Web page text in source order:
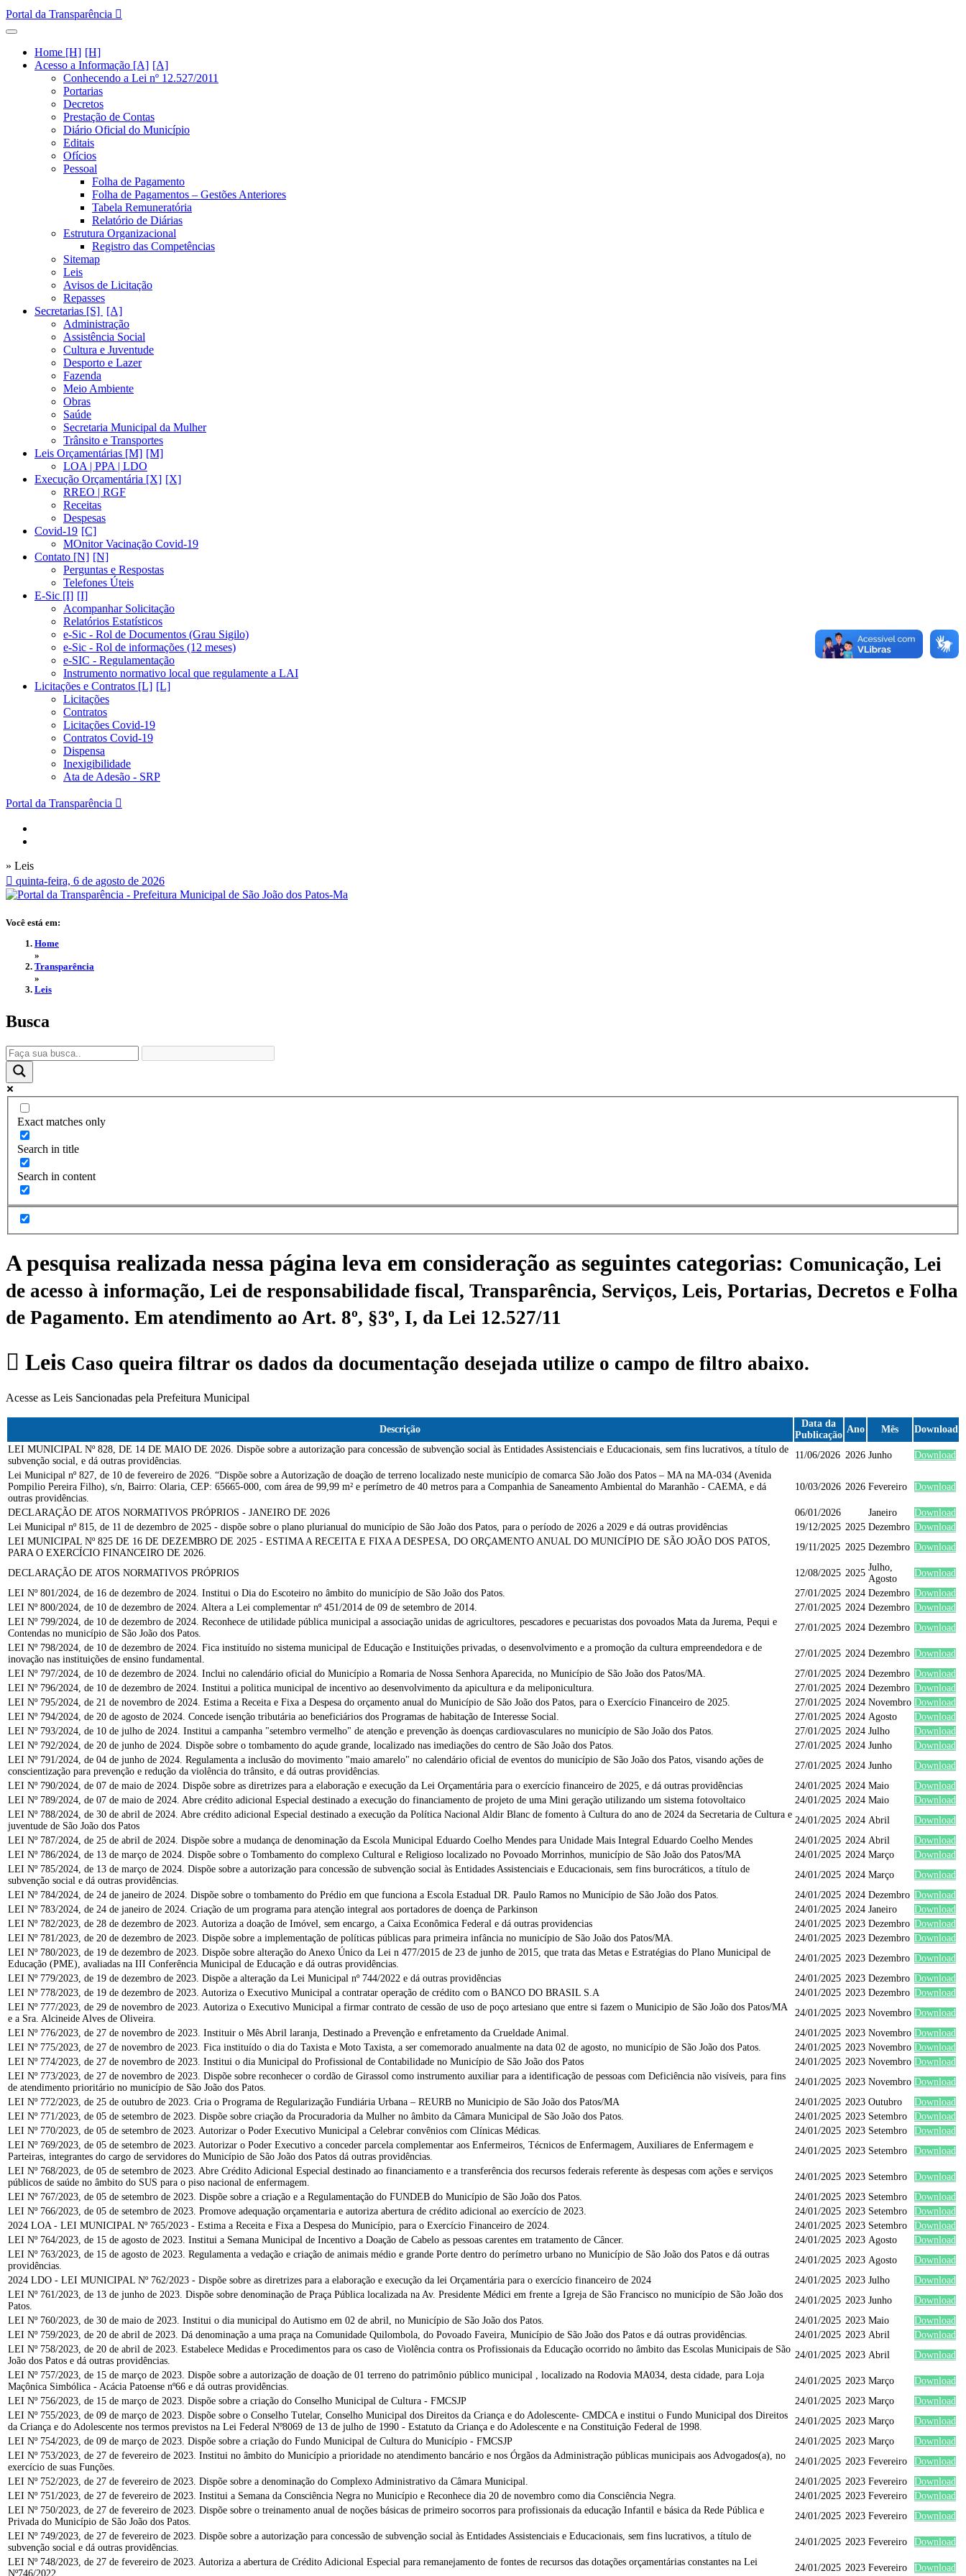
Portal da Transparência
Home [H]
Acesso a Informação [A]
Conhecendo a Lei nº 12.527/2011
Portarias
Decretos
Prestação de Contas
Diário Oficial do Município
Editais
Ofícios
Pessoal
Folha de Pagamento
Folha de Pagamentos – Gestões Anteriores
Tabela Remuneratória
Relatório de Diárias
Estrutura Organizacional
Registro das Competências
Sitemap
Leis
Avisos de Licitação
Repasses
Secretarias [S]
Administração
Assistência Social
Cultura e Juventude
Desporto e Lazer
Fazenda
Meio Ambiente
Obras
Saúde
Secretaria Municipal da Mulher
Trânsito e Transportes
Leis Orçamentárias [M]
LOA | PPA | LDO
Execução Orçamentária [X]
RREO | RGF
Receitas
Despesas
Covid-19
MOnitor Vacinação Covid-19
Contato [N]
Perguntas e Respostas
Telefones Úteis
E-Sic [I]
Acompanhar Solicitação
Relatórios Estatísticos
e-Sic - Rol de Documentos (Grau Sigilo)
e-Sic - Rol de informações (12 meses)
e-SIC - Regulamentação
Instrumento normativo local que regulamente a LAI
Licitações e Contratos [L]
Licitações
Contratos
Licitações Covid-19
Contratos Covid-19
Dispensa
Inexigibilidade
Ata de Adesão - SRP
Portal da Transparência
» Leis
quinta-feira, 6 de agosto de 2026
Você está em:
Home
»
Transparência
»
Leis
Busca
Exact matches only
Search in title
Search in content
A pesquisa realizada nessa página leva em consideração as seguintes categorias: Comunicação, Lei
de acesso à informação, Lei de responsabilidade fiscal, Transparência, Serviços, Leis, Portarias, Decretos e Folha
de Pagamento. Em atendimento ao Art. 8º, §3º, I, da Lei 12.527/11
Leis Caso queira filtrar os dados da documentação desejada utilize o campo de filtro abaixo.
Acesse as Leis Sancionadas pela Prefeitura Municipal
Descrição
Data da
Publicação
Ano Mês
Download
LEI MUNICIPAL Nº 828, DE 14 DE MAIO DE 2026. Dispõe sobre a autorização para concessão de subvenção social às Entidades Assistenciais e Educacionais, sem fins lucrativos, a título de
subvenção social, e dá outras providências.
11/06/2026 2026 Junho
Download
Lei Municipal nº 827, de 10 de fevereiro de 2026. “Dispõe sobre a Autorização de doação de terreno localizado neste município de comarca São João dos Patos – MA na MA-034 (Avenida
Pompilio Pereira Filho), s/n, Bairro: Olaria, CEP: 65665-000, com área de 99,99 m² e perímetro de 40 metros para a Companhia de Saneamento Ambiental do Maranhão - CAEMA, e dá
outras providências.
10/03/2026 2026 Fevereiro Download
DECLARAÇÃO DE ATOS NORMATIVOS PRÓPRIOS - JANEIRO DE 2026 06/01/2026 Janeiro
Download
Lei Municipal nº 815, de 11 de dezembro de 2025 - dispõe sobre o plano plurianual do município de São João dos Patos, para o período de 2026 a 2029 e dá outras providências
19/12/2025 2025 Dezembro Download
LEI MUNICIPAL Nº 825 DE 16 DE DEZEMBRO DE 2025 - ESTIMA A RECEITA E FIXA A DESPESA, DO ORÇAMENTO ANUAL DO MUNICÍPIO DE SÃO JOÃO DOS PATOS,
PARA O EXERCÍCIO FINANCEIRO DE 2026.
19/11/2025 2025 Dezembro Download
DECLARAÇÃO DE ATOS NORMATIVOS PRÓPRIOS 12/08/2025 2025
Julho,
Agosto
Download
LEI Nº 801/2024, de 16 de dezembro de 2024. Institui o Dia do Escoteiro no âmbito do município de São João dos Patos.
27/01/2025 2024 Dezembro Download
LEI Nº 800/2024, de 10 de dezembro de 2024. Altera a Lei complementar nº 451/2014 de 09 de setembro de 2014.
27/01/2025 2024 Dezembro Download
LEI Nº 799/2024, de 10 de dezembro de 2024. Reconhece de utilidade pública municipal a associação unidas de agricultores, pescadores e pecuaristas dos povoados Mata da Jurema, Pequi e
Contendas no município de São João dos Patos.
27/01/2025 2024 Dezembro Download
LEI Nº 798/2024, de 10 de dezembro de 2024. Fica instituído no sistema municipal de Educação e Instituições privadas, o desenvolvimento e a promoção da cultura empreendedora e de
inovação nas instituições de ensino fundamental.
27/01/2025 2024 Dezembro Download
LEI Nº 797/2024, de 10 de dezembro de 2024. Inclui no calendário oficial do Município a Romaria de Nossa Senhora Aparecida, no Município de São João dos Patos/MA.
27/01/2025 2024 Dezembro Download
LEI Nº 796/2024, de 10 de dezembro de 2024. Institui a politica municipal de incentivo ao desenvolvimento da apicultura e da meliponicultura.
27/01/2025 2024 Dezembro Download
LEI Nº 795/2024, de 21 de novembro de 2024. Estima a Receita e Fixa a Despesa do orçamento anual do Município de São João dos Patos, para o Exercício Financeiro de 2025.
27/01/2025 2024 Novembro Download
LEI Nº 794/2024, de 20 de agosto de 2024. Concede isenção tributária ao beneficiários dos Programas de habitação de Interesse Social.
27/01/2025 2024 Agosto
Download
LEI Nº 793/2024, de 10 de julho de 2024. Institui a campanha "setembro vermelho" de atenção e prevenção às doenças cardiovasculares no município de São João dos Patos.
27/01/2025 2024 Julho
Download
LEI Nº 792/2024, de 20 de junho de 2024. Dispõe sobre o tombamento do açude grande, localizado nas imediações do centro de São João dos Patos.
27/01/2025 2024 Junho
Download
LEI Nº 791/2024, de 04 de junho de 2024. Regulamenta a inclusão do movimento "maio amarelo" no calendário oficial de eventos do município de São João dos Patos, visando ações de
conscientização para prevenção e redução da violência do trânsito, e dá outras providências.
27/01/2025 2024 Junho
Download
LEI Nº 790/2024, de 07 de maio de 2024. Dispõe sobre as diretrizes para a elaboração e execução da Lei Orçamentária para o exercício financeiro de 2025, e dá outras providências
24/01/2025 2024 Maio
Download
LEI Nº 789/2024, de 07 de maio de 2024. Abre crédito adicional Especial destinado a execução do financiamento de projeto de uma Mini geração utilizando um sistema fotovoltaico
24/01/2025 2024 Maio
Download
LEI Nº 788/2024, de 30 de abril de 2024. Abre crédito adicional Especial destinado a execução da Política Nacional Aldir Blanc de fomento à Cultura do ano de 2024 da Secretaria de Cultura e
juventude de São João dos Patos
24/01/2025 2024 Abril
Download
LEI Nº 787/2024, de 25 de abril de 2024. Dispõe sobre a mudança de denominação da Escola Municipal Eduardo Coelho Mendes para Unidade Mais Integral Eduardo Coelho Mendes
24/01/2025 2024 Abril
Download
LEI Nº 786/2024, de 13 de março de 2024. Dispõe sobre o Tombamento do complexo Cultural e Religioso localizado no Povoado Morrinhos, município de São João dos Patos/MA
24/01/2025 2024 Março
Download
LEI Nº 785/2024, de 13 de março de 2024. Dispõe sobre a autorização para concessão de subvenção social às Entidades Assistenciais e Educacionais, sem fins burocráticos, a título de
subvenção social e dá outras providências.
24/01/2025 2024 Março
Download
LEI Nº 784/2024, de 24 de janeiro de 2024. Dispõe sobre o tombamento do Prédio em que funciona a Escola Estadual DR. Paulo Ramos no Município de São João dos Patos.
24/01/2025 2024 Dezembro Download
LEI Nº 783/2024, de 24 de janeiro de 2024. Criação de um programa para atenção integral aos portadores de doença de Parkinson
24/01/2025 2024 Janeiro
Download
LEI Nº 782/2023, de 28 de dezembro de 2023. Autoriza a doação de Imóvel, sem encargo, a Caixa Econômica Federal e dá outras providencias
24/01/2025 2023 Dezembro Download
LEI Nº 781/2023, de 20 de dezembro de 2023. Dispõe sobre a implementação de políticas públicas para primeira infância no município de São João dos Patos/MA.
24/01/2025 2023 Dezembro Download
LEI Nº 780/2023, de 19 de dezembro de 2023. Dispõe sobre alteração do Anexo Único da Lei n 477/2015 de 23 de junho de 2015, que trata das Metas e Estratégias do Plano Municipal de
Educação (PME), avaliadas na III Conferência Municipal de Educação e dá outras providências.
24/01/2025 2023 Dezembro Download
LEI Nº 779/2023, de 19 de dezembro de 2023. Dispõe a alteração da Lei Municipal nº 744/2022 e dá outras providências
24/01/2025 2023 Dezembro Download
LEI Nº 778/2023, de 19 de dezembro de 2023. Autoriza o Executivo Municipal a contratar operação de crédito com o BANCO DO BRASIL S.A
24/01/2025 2023 Dezembro Download
LEI Nº 777/2023, de 29 de novembro de 2023. Autoriza o Executivo Municipal a firmar contrato de cessão de uso de poço artesiano que entre si fazem o Municipio de São João dos Patos/MA
e a Sra. Alcineide Alves de Oliveira.
24/01/2025 2023 Novembro Download
LEI Nº 776/2023, de 27 de novembro de 2023. Instituir o Mês Abril laranja, Destinado a Prevenção e enfretamento da Crueldade Animal.
24/01/2025 2023 Novembro Download
LEI Nº 775/2023, de 27 de novembro de 2023. Fica instituído o dia do Taxista e Moto Taxista, a ser comemorado anualmente na data 02 de agosto, no município de São João dos Patos.
24/01/2025 2023 Novembro Download
LEI Nº 774/2023, de 27 de novembro de 2023. Institui o dia Municipal do Profissional de Contabilidade no Município de São João dos Patos
24/01/2025 2023 Novembro Download
LEI Nº 773/2023, de 27 de novembro de 2023. Dispõe sobre reconhecer o cordão de Girassol como instrumento auxiliar para a identificação de pessoas com Deficiência não visíveis, para fins
de atendimento prioritário no município de São João dos Patos.
24/01/2025 2023 Novembro Download
LEI Nº 772/2023, de 25 de outubro de 2023. Cria o Programa de Regularização Fundiária Urbana – REURB no Municipio de São João dos Patos/MA
24/01/2025 2023 Outubro
Download
LEI Nº 771/2023, de 05 de setembro de 2023. Dispõe sobre criação da Procuradoria da Mulher no âmbito da Câmara Municipal de São João dos Patos.
24/01/2025 2023 Setembro
Download
LEI Nº 770/2023, de 05 de setembro de 2023. Autorizar o Poder Executivo Municipal a Celebrar convênios com Clínicas Médicas.
24/01/2025 2023 Setembro
Download
LEI Nº 769/2023, de 05 de setembro de 2023. Autorizar o Poder Executivo a conceder parcela complementar aos Enfermeiros, Técnicos de Enfermagem, Auxiliares de Enfermagem e
Parteiras, integrantes do cargo de servidores do Município de São João dos Patos dá outras providências.
24/01/2025 2023 Setembro
Download
LEI Nº 768/2023, de 05 de setembro de 2023. Abre Crédito Adicional Especial destinado ao financiamento e a transferência dos recursos federais referente às despesas com ações e serviços
públicos de saúde no âmbito do SUS para o piso nacional de enfermagem.
24/01/2025 2023 Setembro
Download
LEI Nº 767/2023, de 05 de setembro de 2023. Dispõe sobre a criação e a Regulamentação do FUNDEB do Município de São João dos Patos.
24/01/2025 2023 Setembro
Download
LEI Nº 766/2023, de 05 de setembro de 2023. Promove adequação orçamentaria e autoriza abertura de crédito adicional ao exercício de 2023.
24/01/2025 2023 Setembro
Download
2024 LOA - LEI MUNICIPAL Nº 765/2023 - Estima a Receita e Fixa a Despesa do Município, para o Exercício Financeiro de 2024.
24/01/2025 2023 Setembro
Download
LEI Nº 764/2023, de 15 de agosto de 2023. Institui a Semana Municipal de Incentivo a Doação de Cabelo as pessoas carentes em tratamento de Câncer.
24/01/2025 2023 Agosto
Download
LEI Nº 763/2023, de 15 de agosto de 2023. Regulamenta a vedação e criação de animais médio e grande Porte dentro do perímetro urbano no Município de São João dos Patos e dá outras
providências.
24/01/2025 2023 Agosto
Download
2024 LDO - LEI MUNICIPAL Nº 762/2023 - Dispõe sobre as diretrizes para a elaboração e execução da lei Orçamentária para o exercício financeiro de 2024
24/01/2025 2023 Julho
Download
LEI Nº 761/2023, de 13 de junho de 2023. Dispõe sobre denominação de Praça Pública localizada na Av. Presidente Médici em frente a Igreja de São Francisco no município de São João dos
Patos.
24/01/2025 2023 Junho
Download
LEI Nº 760/2023, de 30 de maio de 2023. Institui o dia municipal do Autismo em 02 de abril, no Município de São João dos Patos.
24/01/2025 2023 Maio
Download
LEI Nº 759/2023, de 20 de abril de 2023. Dá denominação a uma praça na Comunidade Quilombola, do Povoado Faveira, Município de São João dos Patos e dá outras providências.
24/01/2025 2023 Abril
Download
LEI Nº 758/2023, de 20 de abril de 2023. Estabelece Medidas e Procedimentos para os caso de Violência contra os Profissionais da Educação ocorrido no âmbito das Escolas Municipais de São
João dos Patos e dá outras providências.
24/01/2025 2023 Abril
Download
LEI Nº 757/2023, de 15 de março de 2023. Dispõe sobre a autorização de doação de 01 terreno do patrimônio público municipal , localizado na Rodovia MA034, desta cidade, para Loja
Maçônica Simbólica - Acácia Patoense nº66 e dá outras providências.
24/01/2025 2023 Março
Download
LEI Nº 756/2023, de 15 de março de 2023. Dispõe sobre a criação do Conselho Municipal de Cultura - FMCSJP
24/01/2025 2023 Março
Download
LEI Nº 755/2023, de 09 de março de 2023. Dispõe sobre o Conselho Tutelar, Conselho Municipal dos Direitos da Criança e do Adolescente- CMDCA e institui o Fundo Municipal dos Direitos
da Criança e do Adolescente nos termos previstos na Lei Federal Nº8069 de 13 de julho de 1990 - Estatuto da Criança e do Adolescente e na Constituição Federal de 1998.
24/01/2025 2023 Março
Download
LEI Nº 754/2023, de 09 de março de 2023. Dispõe sobre a criação do Fundo Municipal de Cultura do Município - FMCSJP
24/01/2025 2023 Março
Download
LEI Nº 753/2023, de 27 de fevereiro de 2023. Institui no âmbito do Município a prioridade no atendimento bancário e nos Órgãos da Administração públicas municipais aos Advogados(a), no
exercício de suas Funções.
24/01/2025 2023 Fevereiro
Download
LEI Nº 752/2023, de 27 de fevereiro de 2023. Dispõe sobre a denominação do Complexo Administrativo da Câmara Municipal.
24/01/2025 2023 Fevereiro
Download
LEI Nº 751/2023, de 27 de fevereiro de 2023. Institui a Semana da Consciência Negra no Município e Reconhece dia 20 de novembro como dia Consciência Negra.
24/01/2025 2023 Fevereiro
Download
LEI Nº 750/2023, de 27 de fevereiro de 2023. Dispõe sobre o treinamento anual de noções básicas de primeiro socorros para profissionais da educação Infantil e básica da Rede Pública e
Privada do Município de São João dos Patos.
24/01/2025 2023 Fevereiro
Download
LEI Nº 749/2023, de 27 de fevereiro de 2023. Dispõe sobre a autorização para concessão de subvenção social às Entidades Assistenciais e Educacionais, sem fins lucrativos, a título de
subvenção social e dá outras providências.
24/01/2025 2023 Fevereiro
Download
LEI Nº 748/2023, de 27 de fevereiro de 2023. Autoriza a abertura de Crédito Adicional Especial para remanejamento de fontes de recursos das dotações orçamentárias constantes na Lei
Nº746/2022
24/01/2025 2023 Fevereiro Download